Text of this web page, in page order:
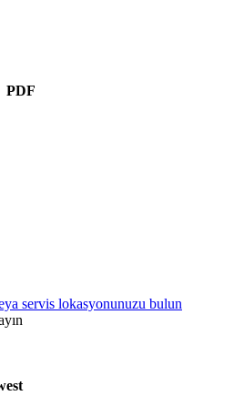
PDF
servis lokasyonunuzu bulun